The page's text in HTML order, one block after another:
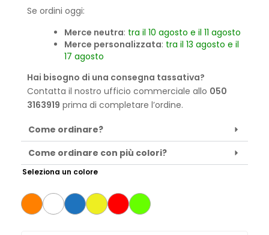
Se ordini oggi:
Merce neutra: tra il 10 agosto e il 11 agosto
Merce personalizzata: tra il 13 agosto e il
17 agosto
Hai bisogno di una consegna tassativa?
Contatta il nostro ufficio commerciale allo 050
3163919 prima di completare l’ordine.
Come ordinare?
Come ordinare con più colori?
Seleziona un colore